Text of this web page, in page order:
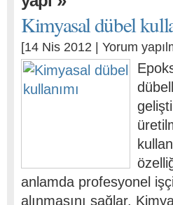
Kimyasal dübel
[14 Nis 2012 | Yorum
anlamda profesyonel
alınmasını sağlar.